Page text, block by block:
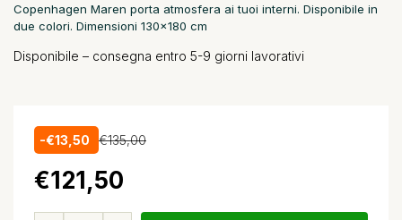
Copenhagen Maren porta atmosfera ai tuoi interni. Disponibile in
due colori. Dimensioni 130x180 cm
Disponibile – consegna entro 5-9 giorni lavorativi
-€13,50 €135,00
€121,50